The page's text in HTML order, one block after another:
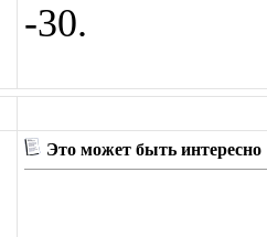
-30.
Это может быть интересно